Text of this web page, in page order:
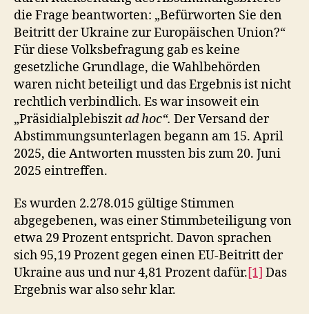
die Frage beantworten: „Befürworten Sie den
Beitritt der Ukraine zur Europäischen Union?“
Für diese Volksbefragung gab es keine
gesetzliche Grundlage, die Wahlbehörden
waren nicht beteiligt und das Ergebnis ist nicht
rechtlich verbindlich. Es war insoweit ein
„Präsidialplebiszitad hoc“. Der Versand der
Abstimmungsunterlagen begann am 15. April
2025, die Antworten mussten bis zum 20. Juni
2025 eintreffen.
Es wurden 2.278.015 gültige Stimmen
abgegebenen, was einer Stimmbeteiligung von
etwa 29 Prozent entspricht. Davon sprachen
sich 95,19 Prozent gegen einen EU-Beitritt der
Ukraine aus und nur 4,81 Prozent dafür.[1] Das
Ergebnis war also sehr klar.